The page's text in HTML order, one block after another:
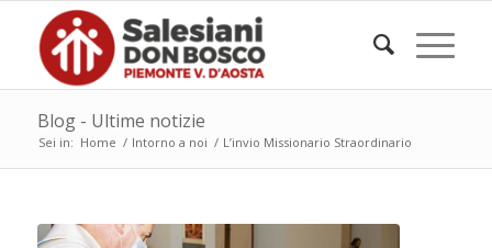
Blog - Ultime notizie
Sei in: Home / Intorno a noi / L’invio Missionario Straordinario